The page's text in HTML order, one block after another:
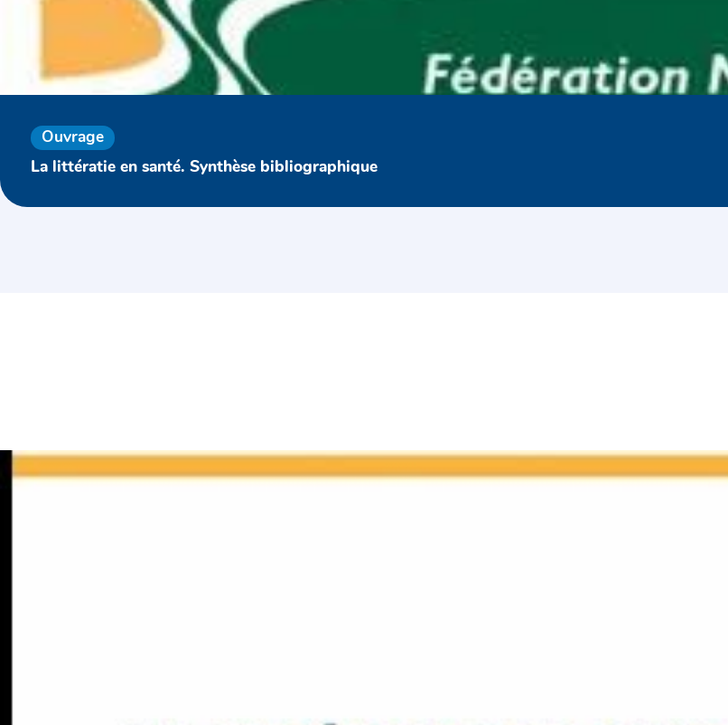
Ouvrage
La littératie en santé. Synthèse bibliographique